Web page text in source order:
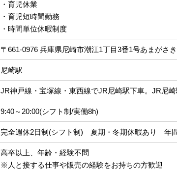
・育児休業
・育児短時間勤務
・時間単位休暇制度
〒661-0976 兵庫県尼崎市潮江1丁目3番1号あまがさ
尼崎駅
JR神戸線・宝塚線・東西線でJR尼崎駅下車。JR尼
9:40～20:00(シフト制/実働8h)
完全週休2日制(シフト制) 夏期・冬期休暇あり 年
高卒以上、年齢・経験不問
※人と接する仕事や販売の経験をお持ちの方歓迎